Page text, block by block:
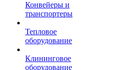
Конвейеры и
транспортеры
Тепловое
оборудование
Клининговое
оборудование